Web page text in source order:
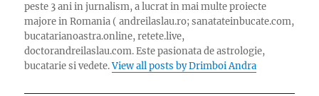
peste 3 ani in jurnalism, a lucrat in mai multe proiecte
majore in Romania ( andreilaslau.ro; sanatateinbucate.com,
bucatarianoastra.online, retete.live,
doctorandreilaslau.com. Este pasionata de astrologie,
bucatarie si vedete.View all posts by Drimboi Andra